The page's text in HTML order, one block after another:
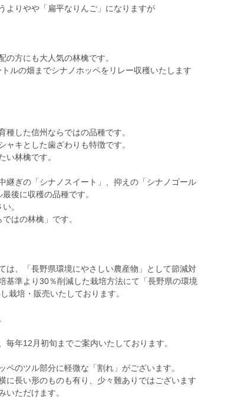
よりやや「扁平なりんご」になりますが
方にも大人気の林檎です。
ルの畑までシナノホッペをリレー収穫いたします
した信州ならではの品種です。
キとした歯ざわりも特徴です。
い林檎です。
ぎの「シナノスイート」、抑えの「シナノゴール
後に収穫の品種です。
。
はの林檎」です。
、「長野県環境にやさしい農産物」として節減対
基準より30％削減した栽培方法にて「長野県の環境
栽培・販売いたしております。
年12月初旬までご案内いたしております。
のツル部分に軽微な「割れ」がございます。
に長い形のものも有り、少々難ありではございます
いただけます。